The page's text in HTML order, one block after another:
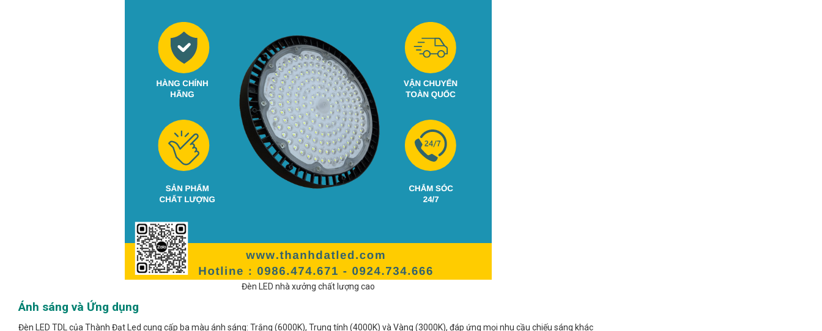
Đèn LED nhà xưởng chất lượng cao
Ánh sáng và Ứng dụng
Đèn LED TDL của Thành Đạt Led cung cấp ba màu ánh sáng: Trắng (6000K), Trung tính (4000K) và Vàng (3000K), đáp ứng mọi nhu cầu chiếu sáng khác